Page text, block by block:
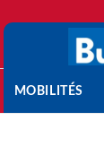
MOBILITÉS